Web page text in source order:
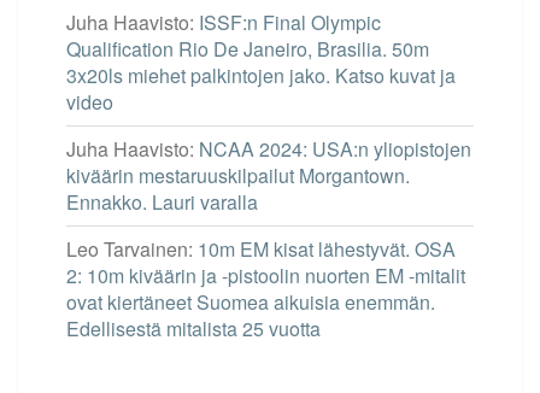
Juha Haavisto: ISSF:n Final Olympic
Qualification Rio De Janeiro, Brasilia. 50m
3x20ls miehet palkintojen jako. Katso kuvat ja
video
Juha Haavisto: NCAA 2024: USA:n yliopistojen
kiväärin mestaruuskilpailut Morgantown.
Ennakko. Lauri varalla
Leo Tarvainen: 10m EM kisat lähestyvät. OSA
2: 10m kiväärin ja -pistoolin nuorten EM -mitalit
ovat kiertäneet Suomea aikuisia enemmän.
Edellisestä mitalista 25 vuotta